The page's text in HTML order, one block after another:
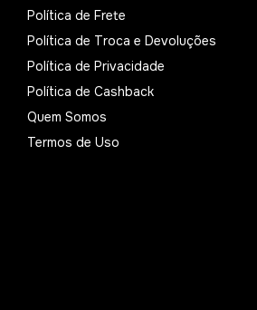
Política de Frete
Política de Troca e Devoluções
Política de Privacidade
Política de Cashback
Quem Somos
Termos de Uso